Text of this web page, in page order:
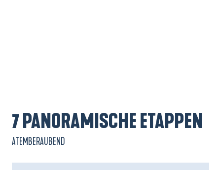
7 PANORAMISCHE ETAPPEN
ATEMBERAUBEND